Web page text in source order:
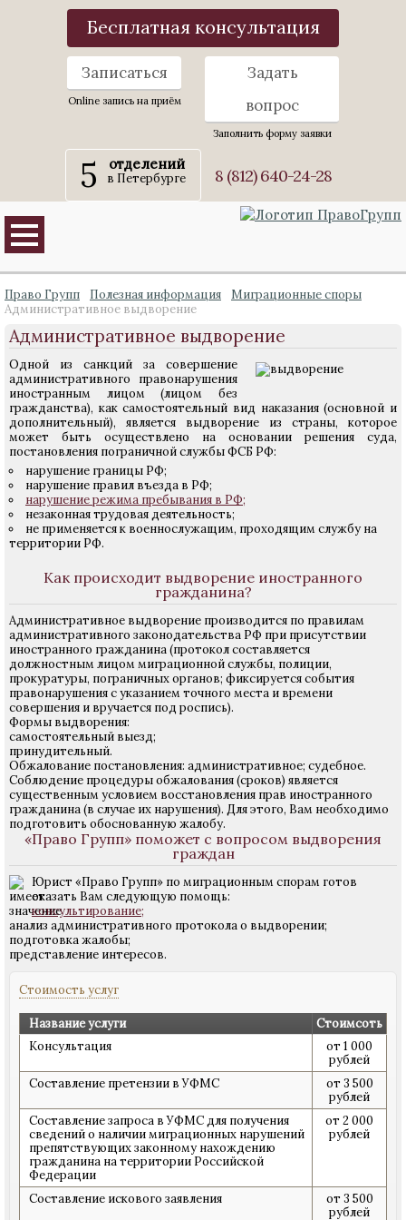
Бесплатная консультация
Записаться
Online запись на приём
Задать
вопрос
Заполнить форму заявки
5 отделений
в Петербурге 8 (812) 640-24-28
Право Групп Полезная информация
Миграционные споры
Административное выдворение
Административное выдворение
Одной из санкций за совершение
административного правонарушения
иностранным лицом (лицом без
гражданства), как самостоятельный вид наказания (основной и
дополнительный), является выдворение из страны, которое
может быть осуществлено на основании решения суда,
постановления пограничной службы ФСБ РФ:
нарушение границы РФ;
нарушение правил въезда в РФ;
нарушение режима пребывания в РФ;
незаконная трудовая деятельность;
не применяется к военнослужащим, проходящим службу на
территории РФ.
Как происходит выдворение иностранного
гражданина?
Административное выдворение производится по правилам
административного законодательства РФ при присутствии
иностранного гражданина (протокол составляется
должностным лицом миграционной службы, полиции,
прокуратуры, пограничных органов; фиксируется события
правонарушения с указанием точного места и времени
совершения и вручается под роспись).
Формы выдворения:
самостоятельный выезд;
принудительный.
Обжалование постановления: административное; судебное.
Соблюдение процедуры обжалования (сроков) является
существенным условием восстановления прав иностранного
гражданина (в случае их нарушения). Для этого, Вам необходимо
подготовить обоснованную жалобу.
«Право Групп» поможет с вопросом выдворения
граждан
Юрист «Право Групп» по миграционным спорам готов
оказать Вам следующую помощь:
консультирование;
анализ административного протокола о выдворении;
подготовка жалобы;
представление интересов.
Стоимость услуг
Название услуги
Стоимсоть
Консультация
от 1 000
рублей
Составление претензии в УФМС
от 3 500
рублей
Составление запроса в УФМС для получения
сведений о наличии миграционных нарушений
препятствующих законному нахождению
гражданина на территории Российской
Федерации
от 2 000
рублей
Составление искового заявления
от 3 500
рублей